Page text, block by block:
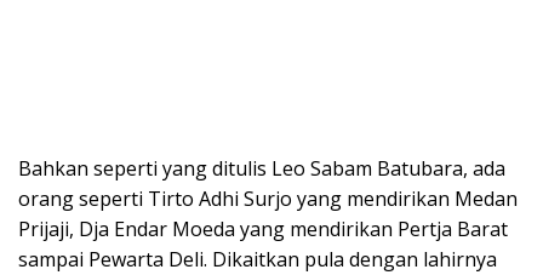
Bahkan seperti yang ditulis Leo Sabam Batubara, ada
orang seperti Tirto Adhi Surjo yang mendirikan Medan
Prijaji, Dja Endar Moeda yang mendirikan Pertja Barat
sampai Pewarta Deli. Dikaitkan pula dengan lahirnya